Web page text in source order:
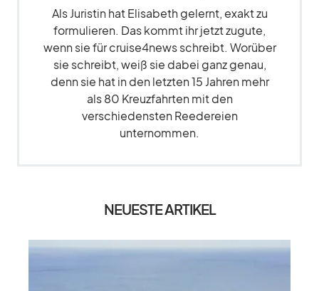
Als Juristin hat Elisabeth gelernt, exakt zu
formulieren. Das kommt ihr jetzt zugute,
wenn sie für cruise4news schreibt. Worüber
sie schreibt, weiß sie dabei ganz genau,
denn sie hat in den letzten 15 Jahren mehr
als 80 Kreuzfahrten mit den
verschiedensten Reedereien
unternommen.
NEUESTE ARTIKEL